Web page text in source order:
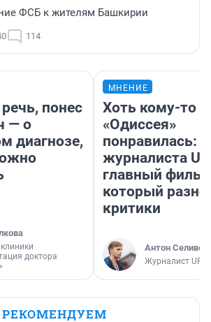
ФСБ к жителям Башкирии
114
понес
— о
диагнозе,
доктора
МНЕНИЕ
Хоть кому-то
«Одиссея»
понравилась:
журналиста
главный
который
критики
Антон
Журналист
РЕКОМЕНДУЕМ